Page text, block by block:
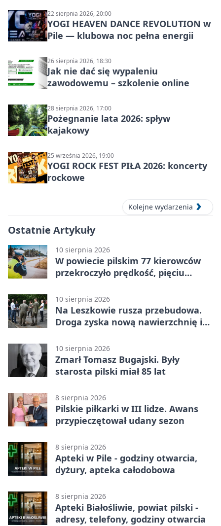
22 sierpnia 2026, 20:00
YOGI HEAVEN DANCE REVOLUTION w
Pile — klubowa noc pełna energii
26 sierpnia 2026, 18:30
Jak nie dać się wypaleniu
zawodowemu – szkolenie online
28 sierpnia 2026, 17:00
Pożegnanie lata 2026: spływ
kajakowy
25 września 2026, 19:00
YOGI ROCK FEST PIŁA 2026: koncerty
rockowe
Kolejne wydarzenia
Ostatnie Artykuły
10 sierpnia 2026
W powiecie pilskim 77 kierowców
przekroczyło prędkość, pięciu
10 sierpnia 2026
Na Leszkowie rusza przebudowa.
Droga zyska nową nawierzchnię i
10 sierpnia 2026
Zmarł Tomasz Bugajski. Były
starosta pilski miał 85 lat
8 sierpnia 2026
Pilskie piłkarki w III lidze. Awans
przypieczętował udany sezon
8 sierpnia 2026
Apteki w Pile - godziny otwarcia,
dyżury, apteka całodobowa
8 sierpnia 2026
Apteki Białośliwie, powiat pilski -
adresy, telefony, godziny otwarcia